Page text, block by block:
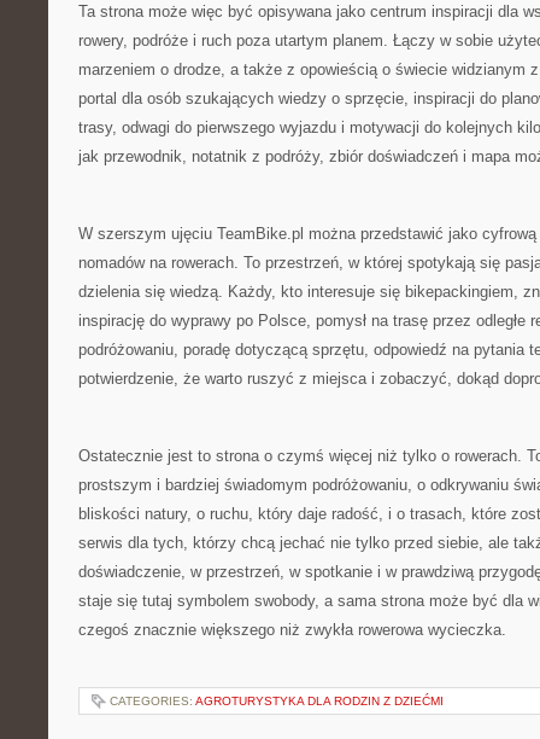
Ta strona może więc być opisywana jako centrum inspiracji dla
rowery, podróże i ruch poza utartym planem. Łączy w sobie
marzeniem o drodze, a także z opowieścią o świecie widzianym
portal dla osób szukających wiedzy o sprzęcie, inspiracji do
trasy, odwagi do pierwszego wyjazdu i motywacji do kolejnych
jak przewodnik, notatnik z podróży, zbiór doświadczeń i mapa
W szerszym ujęciu TeamBike.pl można przedstawić jako
nomadów na rowerach. To przestrzeń, w której spotykają się
dzielenia się wiedzą. Każdy, kto interesuje się bikepackingiem,
inspirację do wyprawy po Polsce, pomysł na trasę przez odległe
podróżowaniu, poradę dotyczącą sprzętu, odpowiedź na pytania
potwierdzenie, że warto ruszyć z miejsca i zobaczyć, dokąd
Ostatecznie jest to strona o czymś więcej niż tylko o rowerach.
prostszym i bardziej świadomym podróżowaniu, o odkrywaniu
bliskości natury, o ruchu, który daje radość, i o trasach, które
serwis dla tych, którzy chcą jechać nie tylko przed siebie, ale
doświadczenie, w przestrzeń, w spotkanie i w prawdziwą
staje się tutaj symbolem swobody, a sama strona może być dla
czegoś znacznie większego niż zwykła rowerowa wycieczka.
CATEGORIES: AGROTURYSTYKA DLA RODZIN Z DZIEĆMI